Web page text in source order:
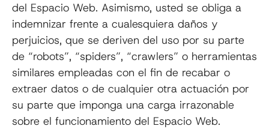
del Espacio Web. Asimismo, usted se obliga a
indemnizar frente a cualesquiera daños y
perjuicios, que se deriven del uso por su parte
de “robots”, “spiders”, “crawlers” o herramientas
similares empleadas con el fin de recabar o
extraer datos o de cualquier otra actuación por
su parte que imponga una carga irrazonable
sobre el funcionamiento del Espacio Web.